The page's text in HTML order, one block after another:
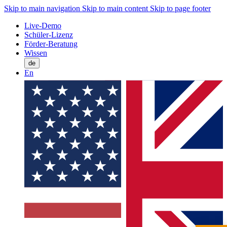
Skip to main navigation Skip to main content Skip to page footer
Live-Demo
Schüler-Lizenz
Förder-Beratung
Wissen
de
En